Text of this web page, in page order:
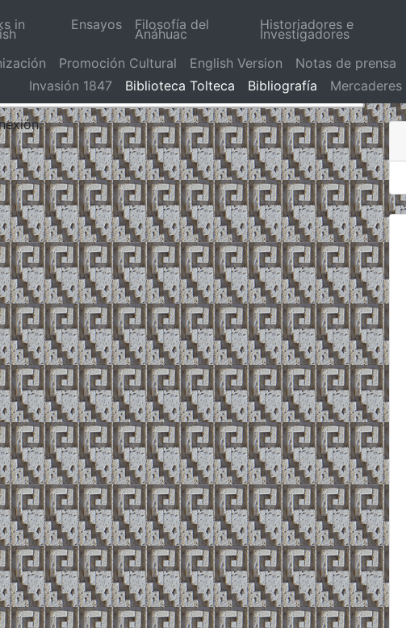
in Ensayos Filosofía del
Anáhuac
Historiadores e
Investigadores
Promoción Cultural English Version Notas de prensa
Invasión 1847
Biblioteca Tolteca Bibliografía Mercaderes